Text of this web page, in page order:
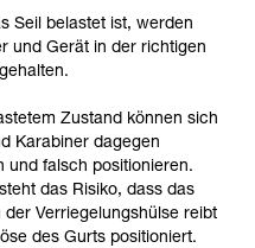
enthaltenen
haben.
Techniken setzt eine
und ein spezielles
Sie zusammen mit
Lage sind, den
zu wiederholen, bevor
die mit Ihrer Aktivität
Möglicherweise gibt es
Seil belastet ist, werden
und Gerät in der richtigen
Zustand können sich
Karabiner dagegen
und falsch positionieren.
das Risiko, dass das
der Verriegelungshülse reibt
des Gurts positioniert.